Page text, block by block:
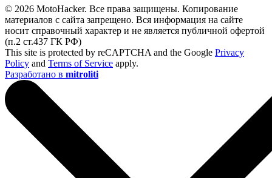
© 2026 MotoHacker. Все права защищены. Копирование
материалов с сайта запрещено. Вся информация на сайте
носит справочный характер и не является публичной офертой
(п.2 ст.437 ГК РФ)
This site is protected by reCAPTCHA and the Google Privacy
Policy and Terms of Service apply.
Разработано в mitroliti